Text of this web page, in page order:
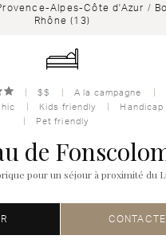
Alpes-Côte d'Azur /
Rhône (13)
$$ A la campagne
Kids friendly
Pet friendly
de
pour un séjour à proximité du